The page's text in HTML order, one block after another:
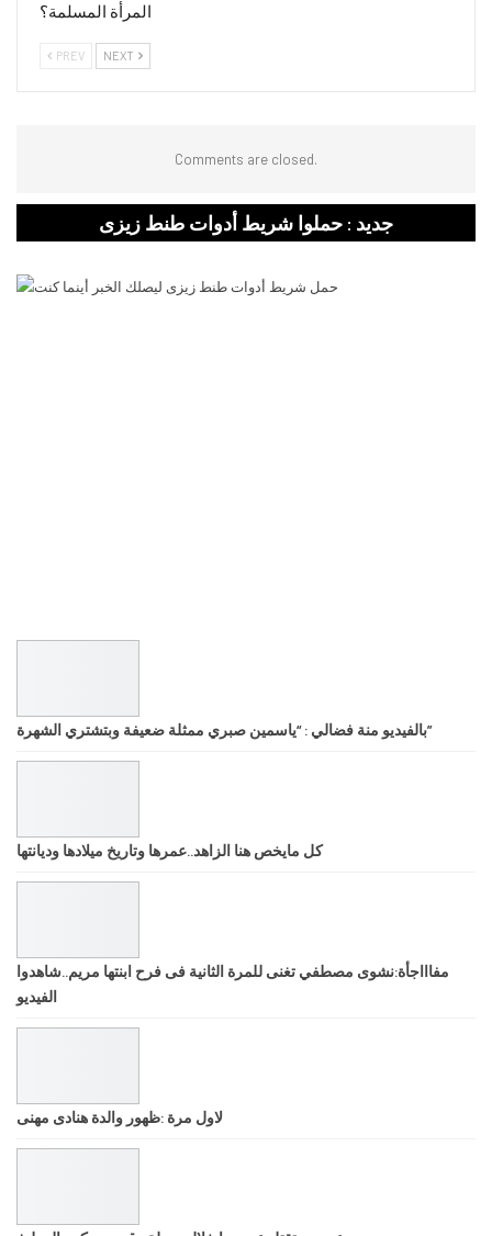
المرأة المسلمة؟
PREV NEXT
Comments are closed.
جديد : حملوا شريط أدوات طنط زيزى
بالفيديو منة فضالي : “ياسمين صبري ممثلة ضعيفة وبتشتري الشهرة”
كل مايخص هنا الزاهد..عمرها وتاريخ ميلادها وديانتها
مفاااجأة:نشوى مصطفي تغنى للمرة الثانية فى فرح ابنتها مريم..شاهدوا
الفيديو
لاول مرة :ظهور والدة هنادى مهنى